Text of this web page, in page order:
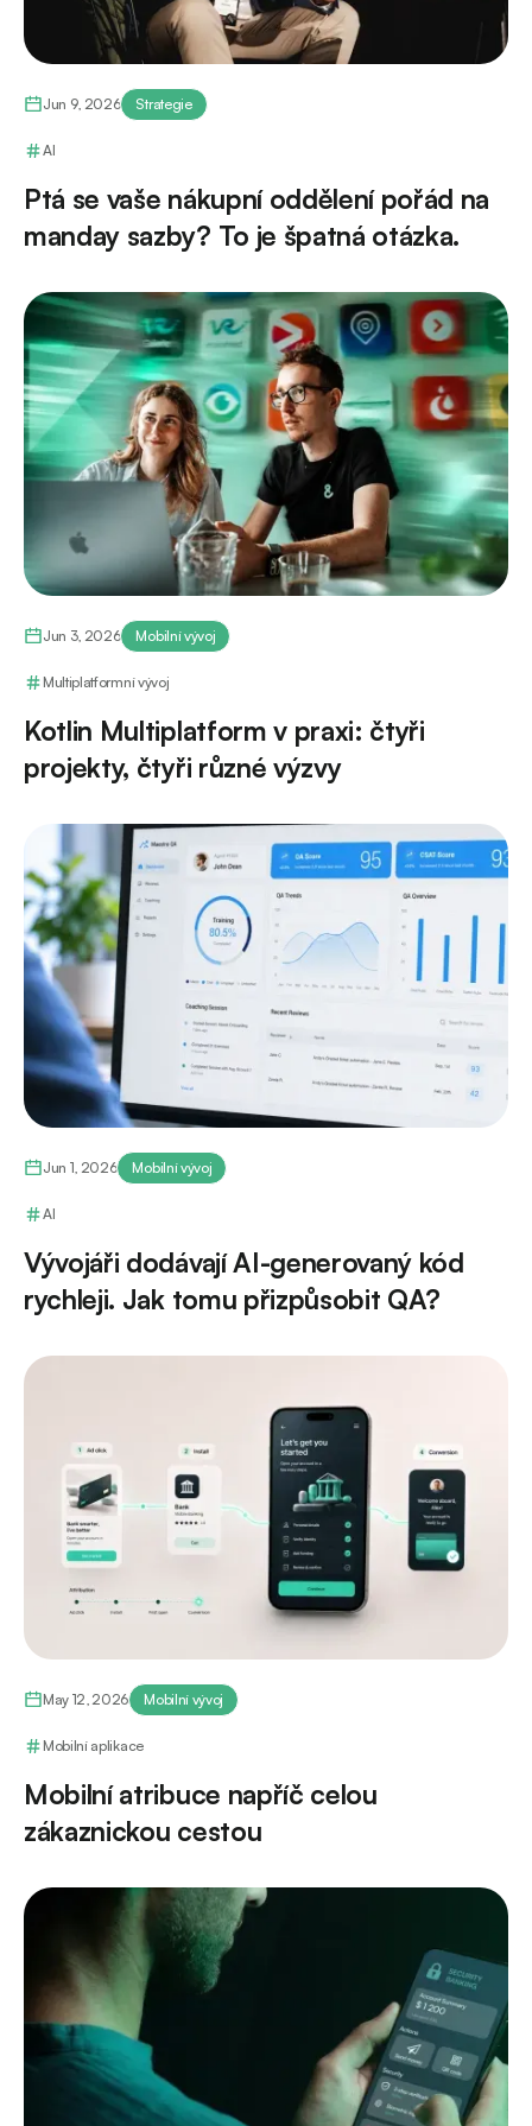
Jun 9, 2026 Strategie
AI
Ptá se vaše nákupní oddělení pořád na
manday sazby? To je špatná otázka.
Jun 3, 2026 Mobilní vývoj
Multiplatformní vývoj
Kotlin Multiplatform v praxi: čtyři
projekty, čtyři různé výzvy
Jun 1, 2026 Mobilní vývoj
AI
Vývojáři dodávají AI-generovaný kód
rychleji. Jak tomu přizpůsobit QA?
May 12, 2026 Mobilní vývoj
Mobilní aplikace
Mobilní atribuce napříč celou
zákaznickou cestou